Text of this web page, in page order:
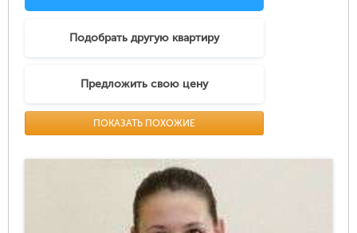
Подобрать другую квартиру
Предложить свою цену
ПОКАЗАТЬ ПОХОЖИЕ